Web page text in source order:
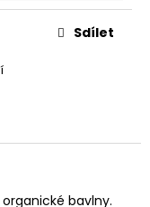
Sdílet
bavlny.